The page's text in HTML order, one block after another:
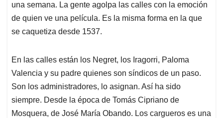
una semana. La gente agolpa las calles con la emoción
de quien ve una película. Es la misma forma en la que
se caquetiza desde 1537.
En las calles están los Negret, los Iragorri, Paloma
Valencia y su padre quienes son síndicos de un paso.
Son los administradores, lo asignan. Así ha sido
siempre. Desde la época de Tomás Cipriano de
Mosquera, de José María Obando. Los cargueros es una